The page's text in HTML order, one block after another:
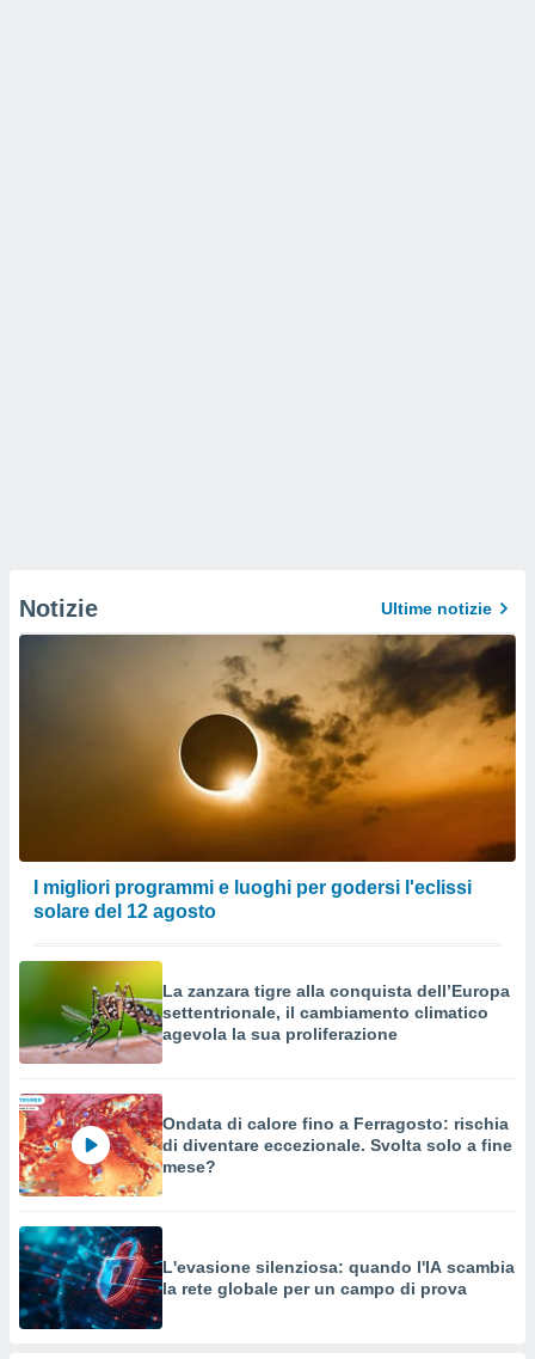
Notizie Ultime notizie
I migliori programmi e luoghi per godersi l'eclissi
solare del 12 agosto
La zanzara tigre alla conquista dell’Europa
settentrionale, il cambiamento climatico
agevola la sua proliferazione
Ondata di calore fino a Ferragosto: rischia
di diventare eccezionale. Svolta solo a fine
mese?
L'evasione silenziosa: quando l'IA scambia
la rete globale per un campo di prova